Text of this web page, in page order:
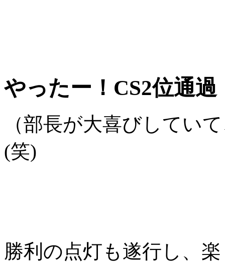
やったー！CS2位通過
（部長が大喜びして
(笑)
勝利の点灯も遂行し、